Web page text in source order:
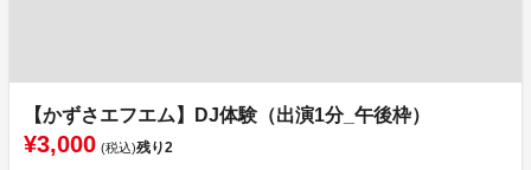
【かずさエフエム】DJ体験（出演1分_午後枠）
¥3,000 (税込)残り2